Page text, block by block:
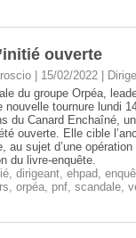
ouverte
| 15/02/2022
du groupe Orpéa,
nouvelle tournure lundi
du Canard Enchaîné,
ouverte. Elle cible
au sujet d’une
du livre-enquête.
, dirigeant, ehpad,
, orpéa, pnf, scandale,